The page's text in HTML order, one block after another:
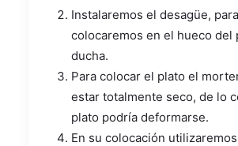
Instalaremos el desagüe,
colocaremos en el hueco del
ducha.
Para colocar el plato el
estar totalmente seco, de lo
plato podría deformarse.
En su colocación